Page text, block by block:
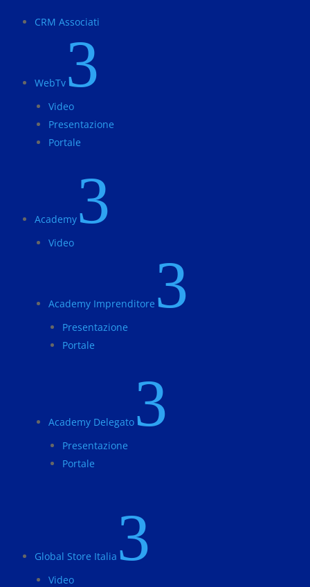
CRM Associati
WebTv 3
Video
Presentazione
Portale
Academy 3
Video
Academy Imprenditore 3
Presentazione
Portale
Academy Delegato 3
Presentazione
Portale
Global Store Italia 3
Video